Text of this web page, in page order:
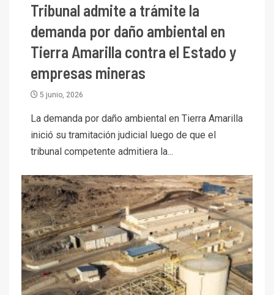
Tribunal admite a trámite la
demanda por daño ambiental en
Tierra Amarilla contra el Estado y
empresas mineras
5 junio, 2026
La demanda por daño ambiental en Tierra Amarilla
inició su tramitación judicial luego de que el
tribunal competente admitiera la...